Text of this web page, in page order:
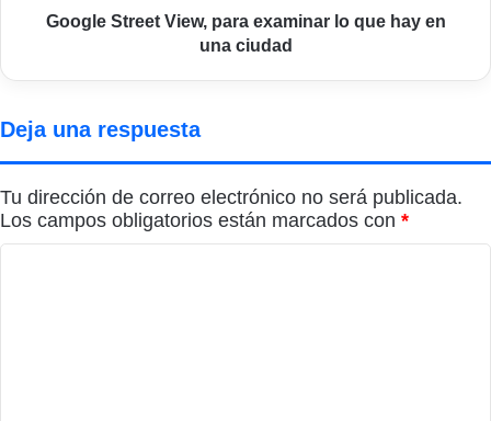
unaGoogle Street View, para examinar lo que hay en
una ciudad
Deja una respuesta
Tu dirección de correo electrónico no será publicada.
Los campos obligatorios están marcados con *